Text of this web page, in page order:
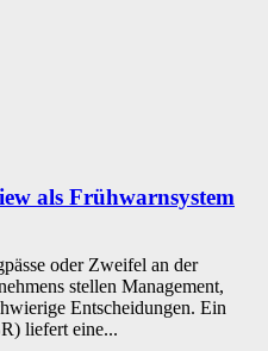
als Frühwarnsystem
oder Zweifel an der
stellen Management,
Entscheidungen. Ein
liefert eine...